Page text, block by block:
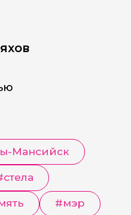
Мансийск
стела
#мэр